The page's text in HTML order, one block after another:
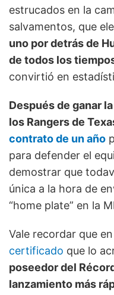
estrucados en la
salvamentos, que
uno por detrás de
de todos los
convirtió en
Después de ganar
los Rangers de
contrato de un año
para defender el
demostrar que
única a la hora de
“home plate” en la
Vale recordar que
certificado que lo
poseedor del
lanzamiento más